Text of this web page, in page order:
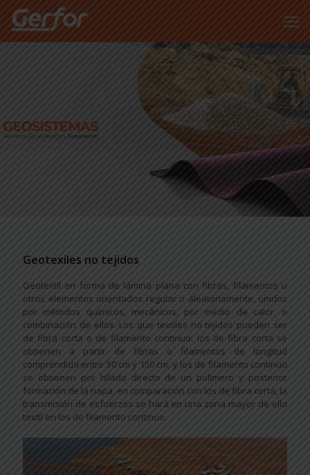
Geotexiles no tejidos
Geotextil en forma de lámina plana con fibras, filamentos u
otros elementos orientados regular o aleatoriamente, unidos
por métodos químicos, mecánicos, por medio de calor, o
combinación de ellos. Los que textiles no tejidos pueden ser
de fibra corta o de filamento continuo: los de fibra corta se
obtienen a partir de fibras o filamentos de longitud
comprendida entre 50 cm y 150 cm, y los de filamento continuo
se obtienen por hilado directo de un polímero y posterior
formación de la napa, en comparación con los de fibra corta, la
transmisión de esfuerzos se hará en una zona mayor de ello
textil en los de filamento continuo.